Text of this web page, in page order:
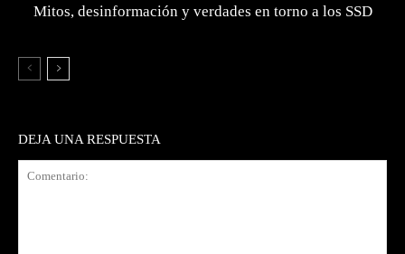
Mitos, desinformación y verdades en torno a los SSD
DEJA UNA RESPUESTA